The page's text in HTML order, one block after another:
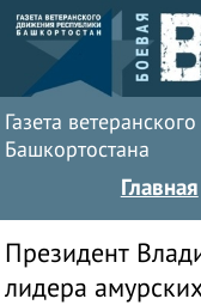
Газета
Башкортостана
Главная
Президент
лидера